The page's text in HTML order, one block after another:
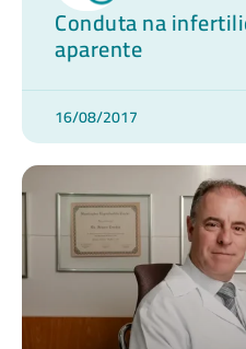
Conduta na
aparente
16/08/2017